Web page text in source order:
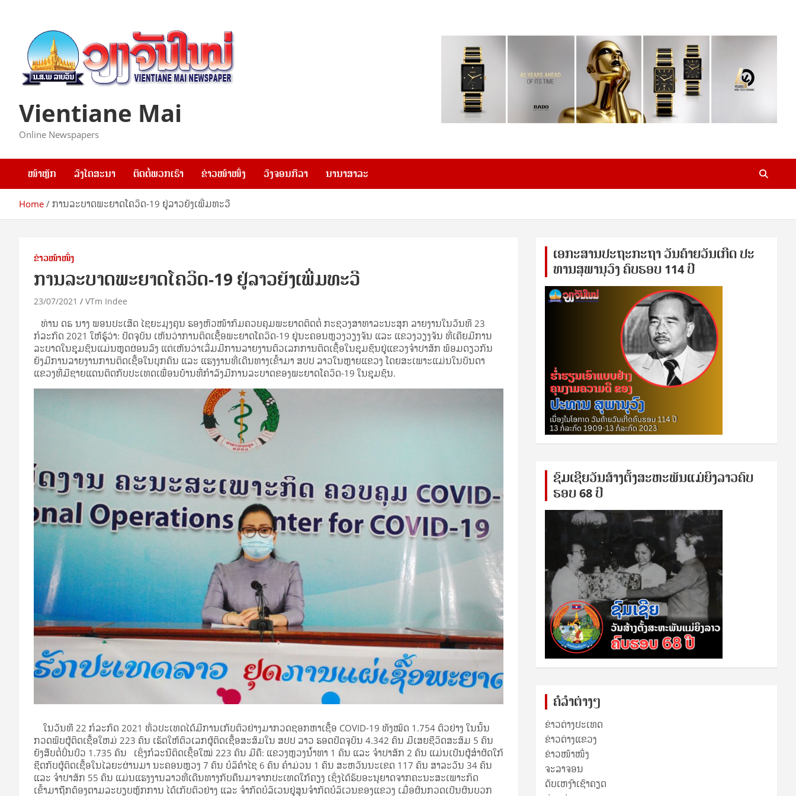
Vientiane Mai
Online Newspapers
ໜ້າຫຼັກ ລົງໂຄສະນາ ຕິດຕໍ່ພວກເຮົາ ຂ່າວໜ້າໜຶ່ງ ວົງຈອນກີລາ ນານາສາລະ
Home ການລະບາດພະຍາດໂຄວິດ-19 ຢູ່ລາວຍັງເພີ່ມທະວີ
ຂ່າວໜ້າໜຶ່ງ
ການລະບາດພະຍາດໂຄວິດ-19 ຢູ່ລາວຍັງເພີ່ມທະວີ
23/07/2021 VTm Indee
ທ່ານ ດຣ ນາງ ພອນປະເສີດ ໄຊຍະມຸງຄຸນ ຮອງຫົວໜ້າກົມຄວບຄຸມພະຍາດຕິດຕໍ່ ກະຊວງສາທາລະນະສຸກ ລາຍງານໃນວັນທີ 23
ກໍລະກົດ 2021 ໃຫ້ຮູ້ວ່າ: ປັດຈຸບັນ ເຫັນວ່າການຕິດເຊື້ອພະຍາດໂຄວິດ-19 ຢູ່ນະຄອນຫຼວງວຽງຈັນ ແລະ ແຂວງວຽງຈັນ ທີ່ເຄີຍມີການ
ລະບາດໃນຊຸມຊົນແມ່ນຫຼຸດຜ່ອນລົງ ແຕ່ເຫັນວ່າເລີ່ມມີການລາຍງານຕົວເລກການຕິດເຊື້ອໃນຊຸມຊົນຢູ່ແຂວງຈໍາປາສັກ ພ້ອມດຽວກັນ
ຍັງມີການລາຍງານການຕິດເຊື້ອໃນບຸກຄົນ ແລະ ແຮງງານທີ່ເດີນທາງເຂົ້າມາ ສປປ ລາວໃນຫຼາຍແຂວງ ໂດຍສະເພາະແມ່ນໃນບັນດາ
ແຂວງທີ່ມີຊາຍແດນຕິດກັບປະເທດເພື່ອນບ້ານທີ່ກໍາລັງມີການລະບາດຂອງພະຍາດໂຄວິດ-19 ໃນຊຸມຊົນ.
ໃນວັນທີ 22 ກໍລະກົດ 2021 ທົ່ວປະເທດໄດ້ມີການເກັບຕົວຢ່າງມາກວດຊອກຫາເຊື້ອ COVID-19 ທັງໝົດ 1.754 ຕົວຢ່າງ ໃນນັ້ນ
ກວດພົບຜູ້ຕິດເຊື້ອໃຫມ່ 223 ຄົນ ເຮັດໃຫ້ຕົວເລກຜູ້ຕິດເຊື້ອສະສົມໃນ ສປປ ລາວ ຮອດປັດຈຸບັນ 4.342 ຄົນ ມີເສຍຊີວິດສະສົມ 5 ຄົນ
ຍັງສືບຕໍ່ປິ່ນປົວ 1.735 ຄົນ ເຊິ່ງກໍລະນີຕິດເຊື້ອໃໝ່ 223 ຄົນ ມີຄື: ແຂວງຫຼວງນ້ໍາທາ 1 ຄົນ ແລະ ຈໍາປາສັກ 2 ຄົນ ແມ່ນເປັນຜູ້ສໍາຜັດໃກ້
ຊີດກັບຜູ້ຕິດເຊື້ອໃນໄລຍະຜ່ານມາ ນະຄອນຫຼວງ 7 ຄົນ ບໍລິຄໍາໄຊ 6 ຄົນ ຄໍາມ່ວນ 1 ຄົນ ສະຫວັນນະເຂດ 117 ຄົນ ສາລະວັນ 34 ຄົນ
ແລະ ຈໍາປາສັກ 55 ຄົນ ແມ່ນແຮງງານລາວທີ່ເດີນທາງກັບຄືນມາຈາກປະເທດໃກ້ຄຽງ ເຊິ່ງໄດ້ຮັບອະນຸຍາດຈາກຄະນະສະເພາະກິດ
ເຂົ້າມາຖືກຕ້ອງຕາມລະບຽບຫຼັກການ ໄດ້ເກັບຕົວຢ່າງ ແລະ ຈໍາກັດບໍລິເວນຢູ່ສູນຈໍາກັດບໍລິເວນຂອງແຂວງ ເມື່ອຜົນກວດເປັນຜົນບວກ
ເອ​ກະ​ສານ​ປະ​ຖະ​ກະ​ຖ​າ ວັນ​ຄ້າຍ​ວັນ​ເກີດ ປ​ະ​
ທານ​ສຸ​ພາ​ນຸ​ວົງ ຄົບ​ຮອບ 114 ປີ
ຊົ​ມ​ເຊີຍ​ວັນ​ສ້າງ​ຕັ້ງ​ສະ​ຫະ​ພັນ​ແມ່​ຍິງ​​ລາວຄົບ​
ຮອບ 68 ປິ
ຄໍລຳຕ່າງໆ
ຂ່າວຕ່າງປະເທດ
ຂ່າວ​ຕ່າງ​ແຂວງ
ຂ່າວໜ້າໜຶ່ງ
ຈະລາຈອນ
ດັບເຫງົາເຊົາຄຽດ